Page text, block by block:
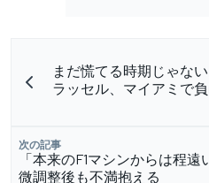
まだ慌てる時期じゃな
ラッセル、マイアミで
次の記事
「本来のF1マシンからは程
微調整後も不満抱える